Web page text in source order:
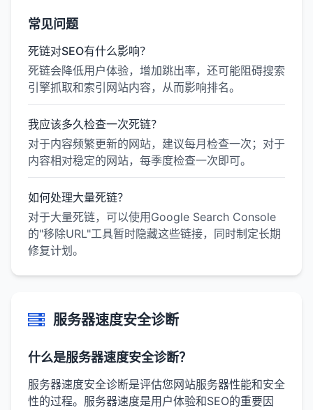
常见问题
死链对SEO有什么影响？
死链会降低用户体验，增加跳出率，还可能阻碍搜索
引擎抓取和索引网站内容，从而影响排名。
我应该多久检查一次死链？
对于内容频繁更新的网站，建议每月检查一次；对于
内容相对稳定的网站，每季度检查一次即可。
如何处理大量死链？
对于大量死链，可以使用Google Search Console
的"移除URL"工具暂时隐藏这些链接，同时制定长期
修复计划。
服务器速度安全诊断
什么是服务器速度安全诊断？
服务器速度安全诊断是评估您网站服务器性能和安全
性的过程。服务器速度是用户体验和SEO的重要因